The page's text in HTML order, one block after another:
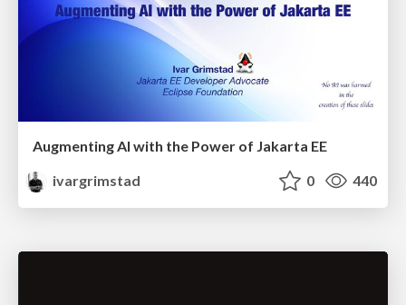
Augmenting AI with the Power of Jakarta EE
ivargrimstad
0 440